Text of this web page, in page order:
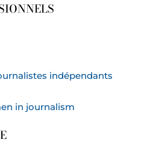
indépendants
in journalism